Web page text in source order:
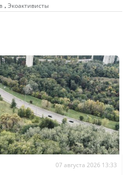
, Экоактивисты
07 августа 2026 13:33